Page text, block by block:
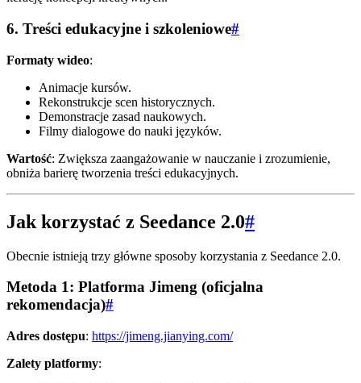
6. Treści edukacyjne i szkoleniowe#
Formaty wideo:
Animacje kursów.
Rekonstrukcje scen historycznych.
Demonstracje zasad naukowych.
Filmy dialogowe do nauki języków.
Wartość: Zwiększa zaangażowanie w nauczanie i zrozumienie,
obniża barierę tworzenia treści edukacyjnych.
Jak korzystać z Seedance 2.0#
Obecnie istnieją trzy główne sposoby korzystania z Seedance 2.0.
Metoda 1: Platforma Jimeng (oficjalna
rekomendacja)#
Adres dostępu: https://jimeng.jianying.com/
Zalety platformy: